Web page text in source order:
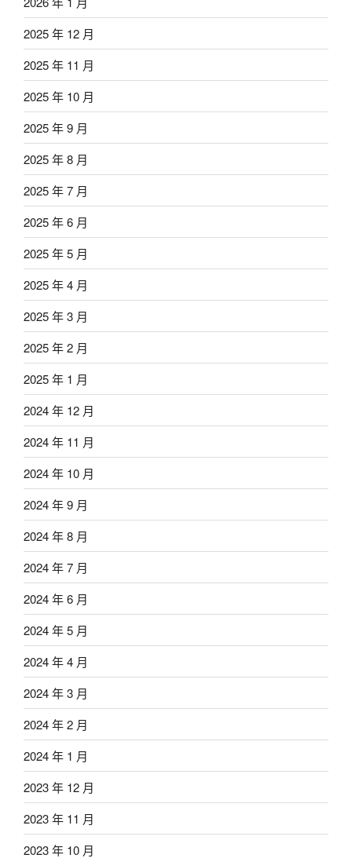
2025 年 12 月
2025 年 11 月
2025 年 10 月
2025 年 9 月
2025 年 8 月
2025 年 7 月
2025 年 6 月
2025 年 5 月
2025 年 4 月
2025 年 3 月
2025 年 2 月
2025 年 1 月
2024 年 12 月
2024 年 11 月
2024 年 10 月
2024 年 9 月
2024 年 8 月
2024 年 7 月
2024 年 6 月
2024 年 5 月
2024 年 4 月
2024 年 3 月
2024 年 2 月
2024 年 1 月
2023 年 12 月
2023 年 11 月
2023 年 10 月